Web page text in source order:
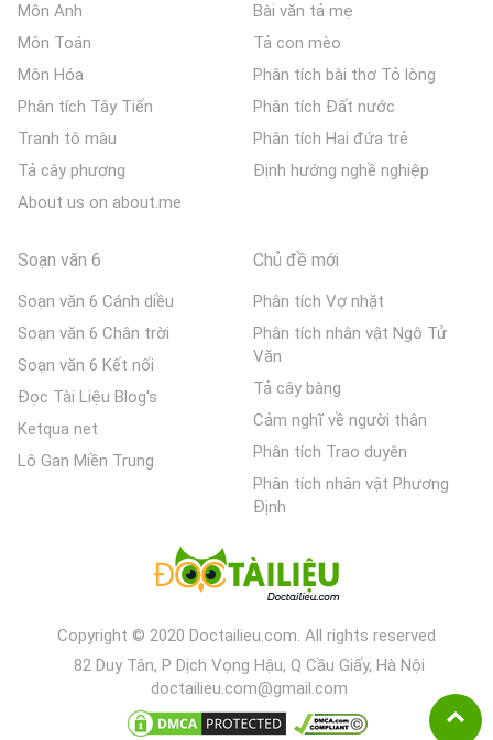
Môn Anh
Môn Toán
Môn Hóa
Phân tích Tây Tiến
Tranh tô màu
Tả cây phượng
About us on about.me
Bài văn tả mẹ
Tả con mèo
Phân tích bài thơ Tỏ lòng
Phân tích Đất nước
Phân tích Hai đứa trẻ
Định hướng nghề nghiệp
Soạn văn 6
Soạn văn 6 Cánh diều
Soạn văn 6 Chân trời
Soạn văn 6 Kết nối
Đọc Tài Liệu Blog's
Ketqua net
Lô Gan Miền Trung
Chủ đề mới
Phân tích Vợ nhặt
Phân tích nhân vật Ngô Tử
Văn
Tả cây bàng
Cảm nghĩ về người thân
Phân tích Trao duyên
Phân tích nhân vật Phương
Định
Copyright © 2020 Doctailieu.com. All rights reserved
82 Duy Tân, P Dịch Vọng Hậu, Q Cầu Giấy, Hà Nội
doctailieu.com@gmail.com